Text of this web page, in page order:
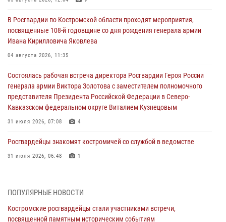
В Росгвардии по Костромской области проходят мероприятия,
посвященные 108-й годовщине со дня рождения генерала армии
Ивана Кирилловича Яковлева
04 августа 2026, 11:35
Состоялась рабочая встреча директора Росгвардии Героя России
генерала армии Виктора Золотова с заместителем полномочного
представителя Президента Российской Федерации в Северо-
Кавказском федеральном округе Виталием Кузнецовым
31 июля 2026, 07:08 4
Росгвардейцы знакомят костромичей со службой в ведомстве
31 июля 2026, 06:48 1
Управления Росгвардии
30 июля 2026, 10:39 9
ПОПУЛЯРНЫЕ НОВОСТИ
Костромские росгвардейцы стали участниками встречи,
посвященной памятным историческим событиям